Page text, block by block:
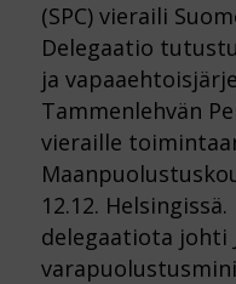
(SPC) vieraili
Delegaatio
ja
Tammenlehvän
vieraille
12.12.
delegaatiota johti